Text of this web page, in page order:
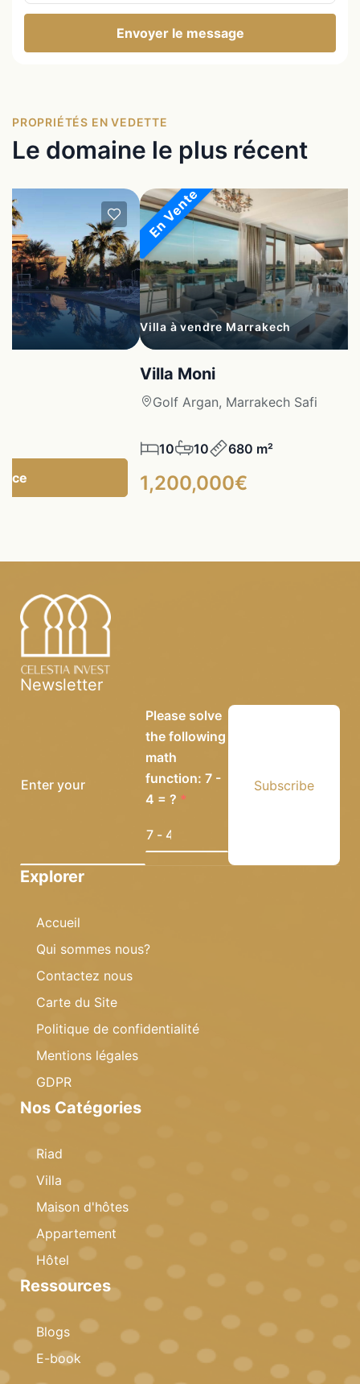
Envoyer le message
PROPRIÉTÉS EN VEDETTE
Le domaine le plus récent
En Vente
Villa à vendre Marrakech
Villa Moni
Golf Argan, Marrakech Safi
10 10 680 m²
1,200,000€
Newsletter
Please solve
the following
math
function: 7 -
4 = ?
Subscribe
Explorer
Accueil
Qui sommes nous?
Contactez nous
Carte du Site
Politique de confidentialité
Mentions légales
GDPR
Nos Catégories
Riad
Villa
Maison d'hôtes
Appartement
Hôtel
Ressources
Blogs
E-book